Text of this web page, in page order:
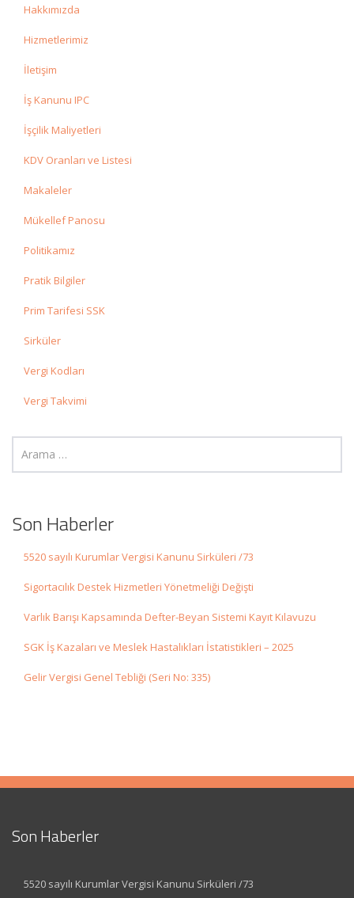
Hakkımızda
Hizmetlerimiz
İletişim
İş Kanunu IPC
İşçilik Maliyetleri
KDV Oranları ve Listesi
Makaleler
Mükellef Panosu
Politikamız
Pratik Bilgiler
Prim Tarifesi SSK
Sirküler
Vergi Kodları
Vergi Takvimi
Son Haberler
5520 sayılı Kurumlar Vergisi Kanunu Sirküleri /73
Sigortacılık Destek Hizmetleri Yönetmeliği Değişti
Varlık Barışı Kapsamında Defter-Beyan Sistemi Kayıt Kılavuzu
SGK İş Kazaları ve Meslek Hastalıkları İstatistikleri – 2025
Gelir Vergisi Genel Tebliği (Seri No: 335)
Son Haberler
5520 sayılı Kurumlar Vergisi Kanunu Sirküleri /73